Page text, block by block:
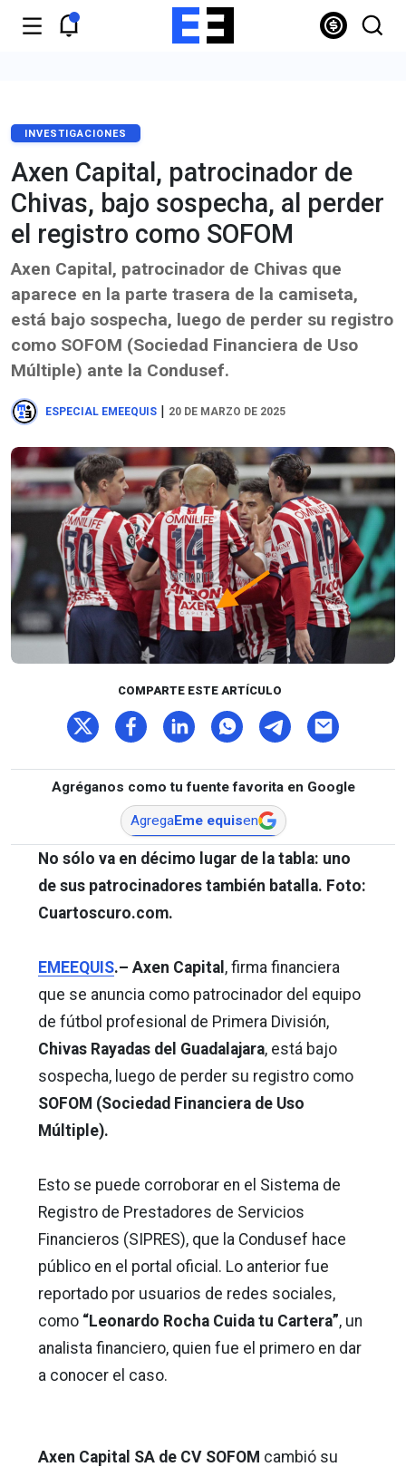
INVESTIGACIONES
Axen Capital, patrocinador de
Chivas, bajo sospecha, al perder
el registro como SOFOM
Axen Capital, patrocinador de Chivas que
aparece en la parte trasera de la camiseta,
está bajo sospecha, luego de perder su registro
como SOFOM (Sociedad Financiera de Uso
Múltiple) ante la Condusef.
ESPECIAL EMEEQUIS | 20 DE MARZO DE 2025
COMPARTE ESTE ARTÍCULO
Agréganos como tu fuente favorita en Google
AgregaEme equisen
No sólo va en décimo lugar de la tabla: uno
de sus patrocinadores también batalla. Foto:
Cuartoscuro.com.
EMEEQUIS.– Axen Capital , firma financiera
que se anuncia como patrocinador del equipo
de fútbol profesional de Primera División,
Chivas Rayadas del Guadalajara, está bajo
sospecha, luego de perder su registro como
SOFOM (Sociedad Financiera de Uso
Múltiple).
Esto se puede corroborar en el Sistema de
Registro de Prestadores de Servicios
Financieros (SIPRES), que la Condusef hace
público en el portal oficial. Lo anterior fue
reportado por usuarios de redes sociales,
como “Leonardo Rocha Cuida tu Cartera”, un
analista financiero, quien fue el primero en dar
a conocer el caso.
Axen Capital SA de CV SOFOM cambió su